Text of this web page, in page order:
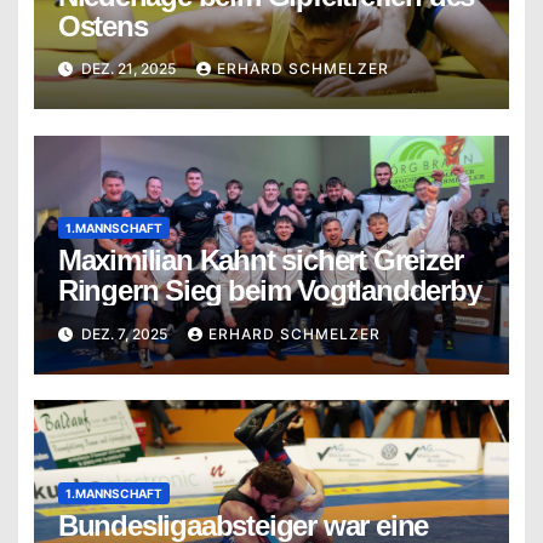
Ostens
DEZ. 21, 2025 ERHARD SCHMELZER
1.MANNSCHAFT
Maximilian Kahnt sichert Greizer
Ringern Sieg beim Vogtlandderby
DEZ. 7, 2025 ERHARD SCHMELZER
1.MANNSCHAFT
Bundesligaabsteiger war eine